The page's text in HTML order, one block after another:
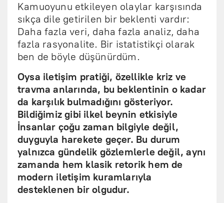
Kamuoyunu etkileyen olaylar karşısında
sıkça dile getirilen bir beklenti vardır:
Daha fazla veri, daha fazla analiz, daha
fazla rasyonalite. Bir istatistikçi olarak
ben de böyle düşünürdüm.
Oysa iletişim pratiği, özellikle kriz ve
travma anlarında, bu beklentinin o kadar
da karşılık bulmadığını gösteriyor.
Bildiğimiz gibi ilkel beynin etkisiyle
İnsanlar çoğu zaman bilgiyle değil,
duyguyla harekete geçer. Bu durum
yalnızca gündelik gözlemlerle değil, aynı
zamanda hem klasik retorik hem de
modern iletişim kuramlarıyla
desteklenen bir olgudur.